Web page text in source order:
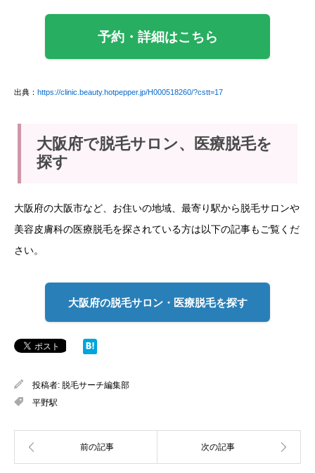
予約・詳細はこちら
出典： https://clinic.beauty.hotpepper.jp/H000518260/?cstt=17
大阪府で脱毛サロン、医療脱毛を
探す
大阪府の大阪市など、お住いの地域、最寄り駅から脱毛サロンや
美容皮膚科の医療脱毛を探されている方は以下の記事もご覧くだ
さい。
大阪府の脱毛サロン・医療脱毛を探す
投稿者: 脱毛サーチ編集部
平野駅